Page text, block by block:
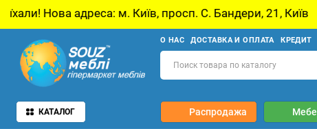
м. Київ, просп. С. Бандери, 21, Київ У
О НАС ДОСТАВКА И ОПЛАТА КРЕДИТ
КАТАЛОГ Распродажа